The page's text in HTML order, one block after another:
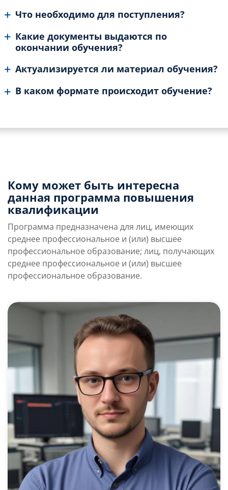
Что необходимо для поступления?
Какие документы выдаются по
окончании обучения?
Актуализируется ли материал обучения?
В каком формате происходит обучение?
Кому может быть интересна
данная программа повышения
квалификации
Программа предназначена для лиц, имеющих
среднее профессиональное и (или) высшее
профессиональное образование; лиц, получающих
среднее профессиональное и (или) высшее
профессиональное образование.